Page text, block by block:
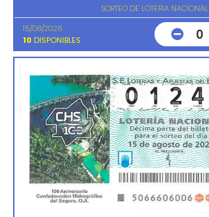
SORTEO DE LOTERIA NACIONAL
15/08/2026
10 DISPONIBLES 0